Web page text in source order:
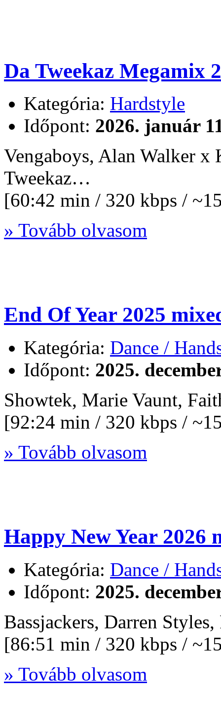
Da Tweekaz Megamix
Kategória: Hardstyle
Időpont: 2026. január
Vengaboys, Alan Walker
Tweekaz…
[60:42 min / 320 kbps /
» Tovább olvasom
End Of Year 2025
Kategória: Dance /
Időpont: 2025.
Showtek, Marie Vaunt,
[92:24 min / 320 kbps /
» Tovább olvasom
Happy New Year 2026
Kategória: Dance /
Időpont: 2025.
Bassjackers, Darren
[86:51 min / 320 kbps /
» Tovább olvasom